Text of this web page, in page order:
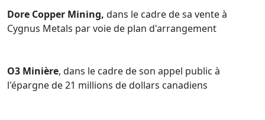
Dore Copper Mining, dans le cadre de sa vente à
Cygnus Metals par voie de plan d'arrangement
O3 Minière, dans le cadre de son appel public à
l'épargne de 21 millions de dollars canadiens